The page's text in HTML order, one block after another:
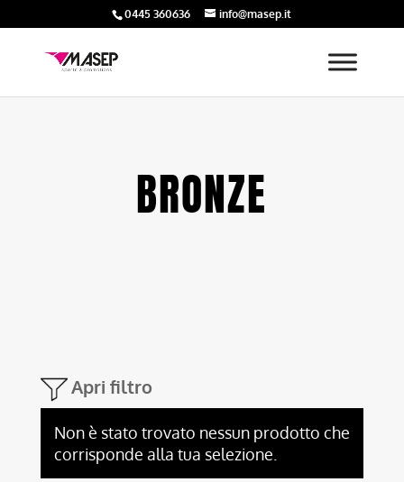
0445 360636 info@masep.it
BRONZE
Apri filtro
Non è stato trovato nessun prodotto che
corrisponde alla tua selezione.